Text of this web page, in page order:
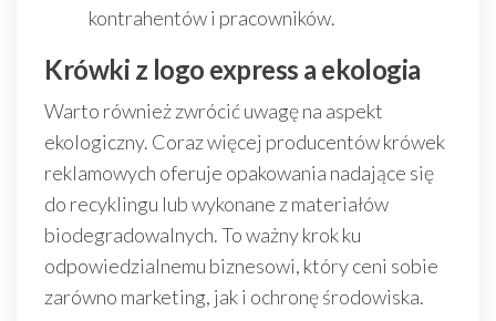
kontrahentów i pracowników.
Krówki z logo express a ekologia
Warto również zwrócić uwagę na aspekt
ekologiczny. Coraz więcej producentów krówek
reklamowych oferuje opakowania nadające się
do recyklingu lub wykonane z materiałów
biodegradowalnych. To ważny krok ku
odpowiedzialnemu biznesowi, który ceni sobie
zarówno marketing, jak i ochronę środowiska.